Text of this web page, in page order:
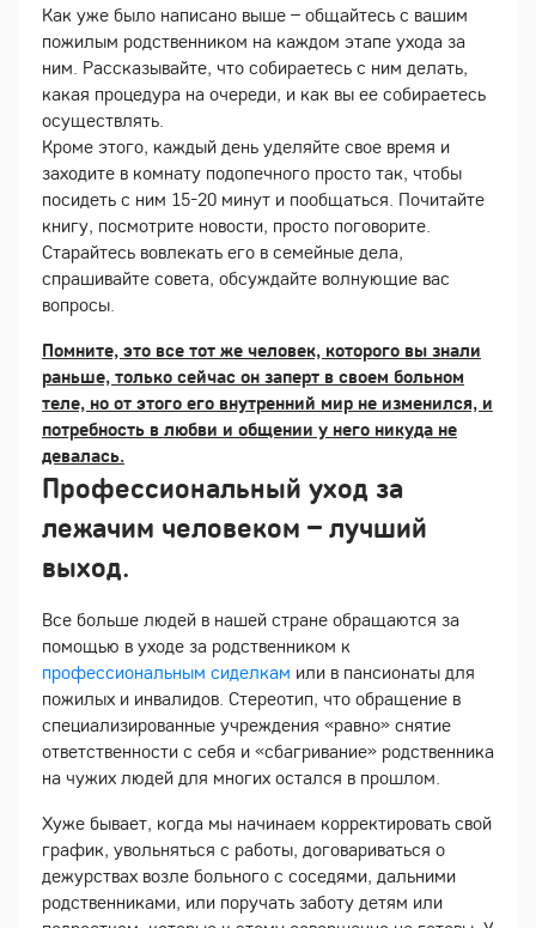
Как уже было написано выше – общайтесь с вашим
пожилым родственником на каждом этапе ухода за
ним. Рассказывайте, что собираетесь с ним делать,
какая процедура на очереди, и как вы ее собираетесь
осуществлять.
Кроме этого, каждый день уделяйте свое время и
заходите в комнату подопечного просто так, чтобы
посидеть с ним 15-20 минут и пообщаться. Почитайте
книгу, посмотрите новости, просто поговорите.
Старайтесь вовлекать его в семейные дела,
спрашивайте совета, обсуждайте волнующие вас
вопросы.
Помните, это все тот же человек, которого вы знали
раньше, только сейчас он заперт в своем больном
теле, но от этого его внутренний мир не изменился, и
потребность в любви и общении у него никуда не
девалась.
Профессиональный уход за
лежачим человеком – лучший
выход.
Все больше людей в нашей стране обращаются за
помощью в уходе за родственником к
профессиональным сиделкам или в пансионаты для
пожилых и инвалидов. Стереотип, что обращение в
специализированные учреждения «равно» снятие
ответственности с себя и «сбагривание» родственника
на чужих людей для многих остался в прошлом.
Хуже бывает, когда мы начинаем корректировать свой
график, увольняться с работы, договариваться о
дежурствах возле больного с соседями, дальними
родственниками, или поручать заботу детям или